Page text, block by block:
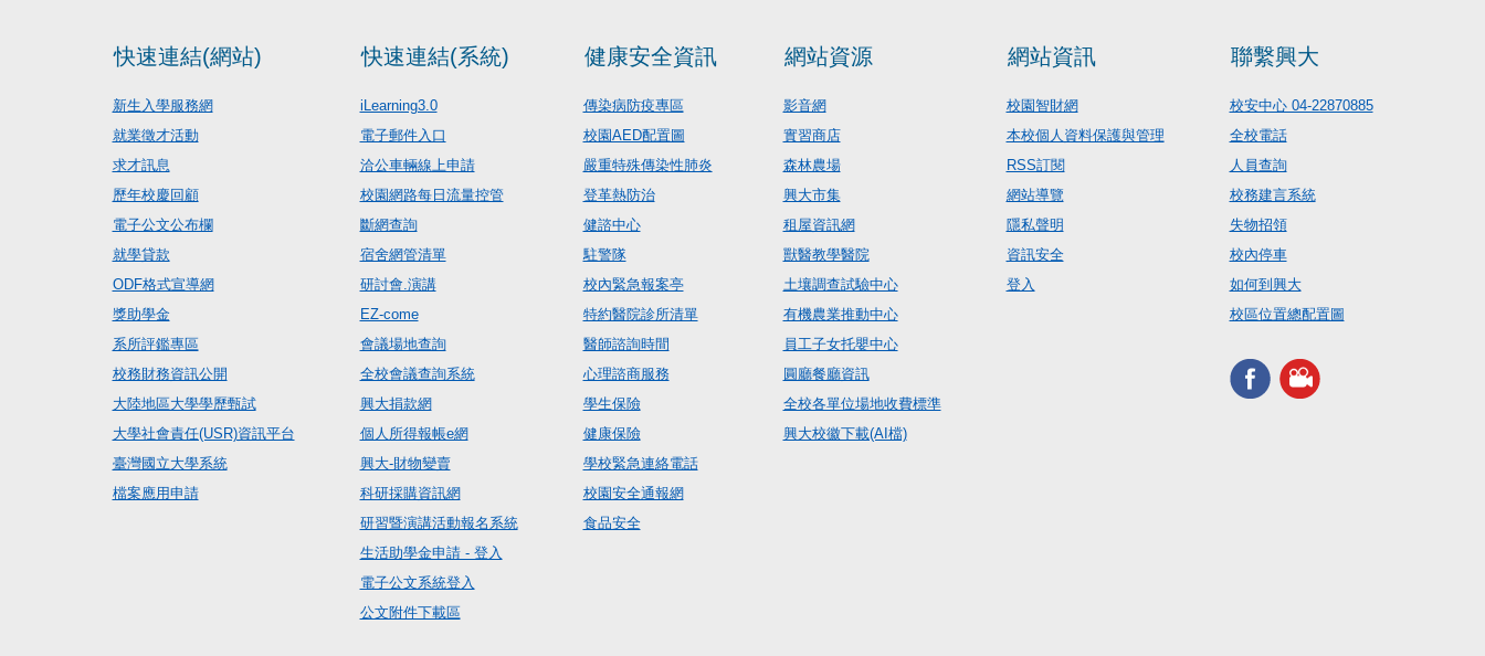
快速連結(網站)
新生入學服務網
就業徵才活動
求才訊息
歷年校慶回顧
電子公文公布欄
就學貸款
ODF格式宣導網
獎助學金
系所評鑑專區
校務財務資訊公開
大陸地區大學學歷甄試
大學社會責任(USR)資訊平台
臺灣國立大學系統
檔案應用申請
快速連結(系統)
iLearning3.0
電子郵件入口
洽公車輛線上申請
校園網路每日流量控管
斷網查詢
宿舍網管清單
研討會.演講
EZ-come
會議場地查詢
全校會議查詢系統
興大捐款網
個人所得報帳e網
興大-財物變賣
科研採購資訊網
研習暨演講活動報名系統
生活助學金申請 - 登入
電子公文系統登入
公文附件下載區
健康安全資訊
傳染病防疫專區
校園AED配置圖
嚴重特殊傳染性肺炎
登革熱防治
健諮中心
駐警隊
校內緊急報案亭
特約醫院診所清單
醫師諮詢時間
心理諮商服務
學生保險
健康保險
學校緊急連絡電話
校園安全通報網
食品安全
網站資源
影音網
實習商店
森林農場
興大市集
租屋資訊網
獸醫教學醫院
土壤調查試驗中心
有機農業推動中心
員工子女托嬰中心
圓廳餐廳資訊
全校各單位場地收費標準
興大校徽下載(AI檔)
網站資訊
校園智財網
本校個人資料保護與管理
RSS訂閱
網站導覽
隱私聲明
資訊安全
登入
聯繫興大
校安中心 04-22870885
全校電話
人員查詢
校務建言系統
失物招領
校內停車
如何到興大
校區位置總配置圖